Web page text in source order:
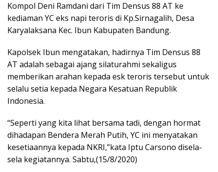
Kompol Deni Ramdani dari Tim Densus 88 AT ke
kediaman YC eks napi teroris di Kp.Sirnagalih, Desa
Karyalaksana Kec. Ibun Kabupaten Bandung.
Kapolsek Ibun mengatakan, hadirnya Tim Densus 88
AT adalah sebagai ajang silaturahmi sekaligus
memberikan arahan kepada esk teroris tersebut untuk
selalu setia kepada Negara Kesatuan Republik
Indonesia.
“Seperti yang kita lihat bersama tadi, dengan hormat
dihadapan Bendera Merah Putih, YC ini menyatakan
kesetiaannya kepada NKRI,”kata Iptu Carsono disela-
sela kegiatannya. Sabtu,(15/8/2020)